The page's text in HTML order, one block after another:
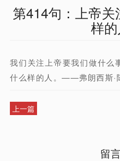
第414句：上帝
样的
我们关注上帝要我们做什么
什么样的人。——弗朗西斯·
上一篇
留